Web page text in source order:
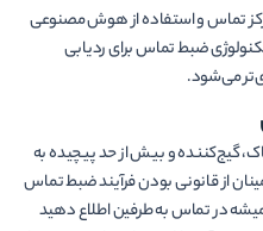
تماس و استفاده از هوش مصنوعی
ضبط تماس برای ردیابی
می‌­شود.
گیج‌کننده و بیش از حد پیچیده به
از قانونی بودن فرآیند ضبط تماس
در تماس به طرفین اطلاع دهید